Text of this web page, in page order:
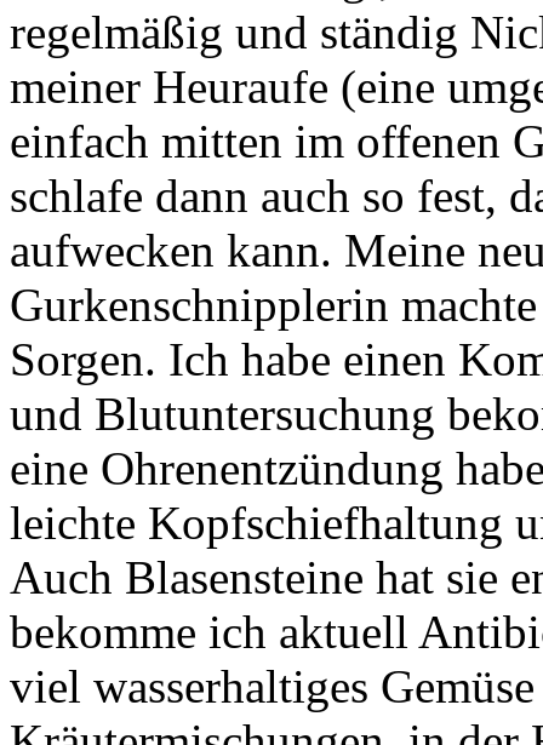
regelmäßig und ständig
meiner Heuraufe (eine
einfach mitten im offenen
schlafe dann auch so fest,
aufwecken kann. Meine
Gurkenschnipplerin
Sorgen. Ich habe einen
und Blutuntersuchung
eine Ohrenentzündung
leichte Kopfschiefhaltung
Auch Blasensteine hat sie
bekomme ich aktuell
viel wasserhaltiges